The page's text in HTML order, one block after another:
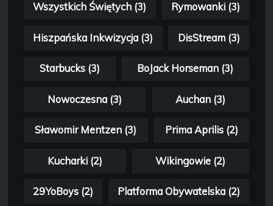
Wszystkich Świętych (3) Rymowanki (3)
Hiszpańska Inkwizycja (3) DisStream (3)
Starbucks (3) BoJack Horseman (3)
Nowoczesna (3) Auchan (3)
Sławomir Mentzen (3) Prima Aprilis (2)
Kucharki (2) Wikingowie (2)
29YoBoys (2) Platforma Obywatelska (2)